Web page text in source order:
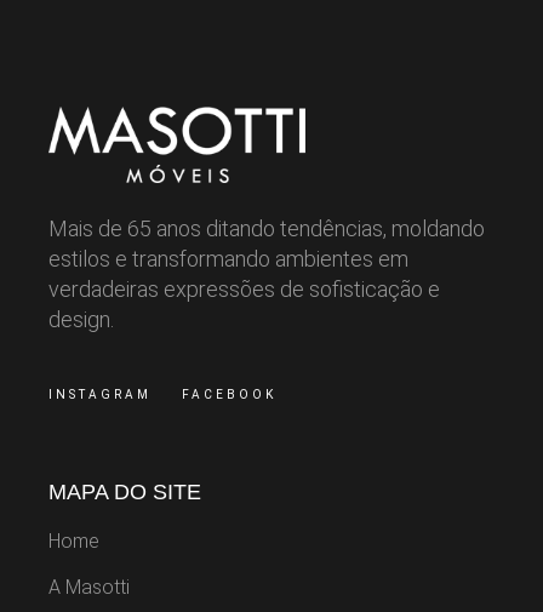
Mais de 65 anos ditando tendências, moldando
estilos e transformando ambientes em
verdadeiras expressões de sofisticação e
design.
INSTAGRAM FACEBOOK
MAPA DO SITE
Home
A Masotti